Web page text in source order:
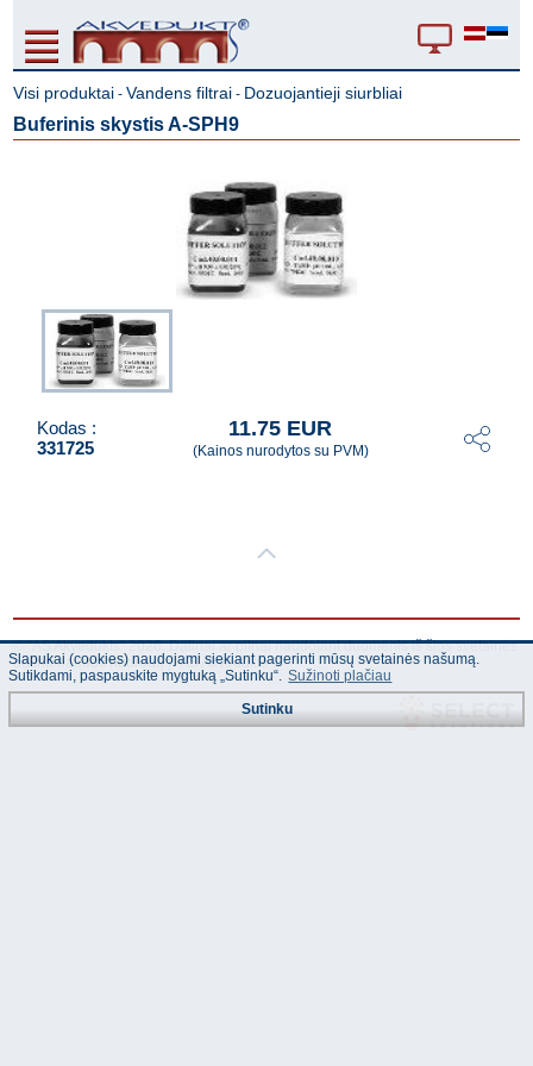
Visi produktai -Vandens filtrai - Dozuojantieji siurbliai
Buferinis skystis A-SPH9
Kodas :
331725
11.75 EUR
(Kainos nurodytos su PVM)
© "AS Akvedukts" 2026. Dalinai ar pilnai naudojant duomenis iš šios svetainės
būtina naudoti nuorodą Į "AS Akvedukts"!
Slapukai (cookies) naudojami siekiant pagerinti mūsų svetainės našumą.
Sutikdami, paspauskite mygtuką „Sutinku“. Sužinoti plačiau
Sutinku